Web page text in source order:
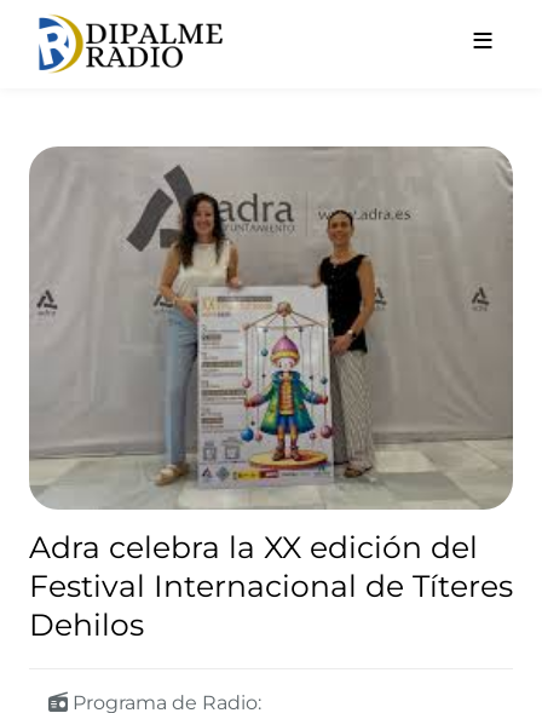
Adra celebra la XX edición
Adra celebra la XX edición del
Festival Internacional de Títeres
Dehilos
Programa de Radio: